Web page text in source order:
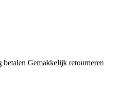
betalen Gemakkelijk retourneren